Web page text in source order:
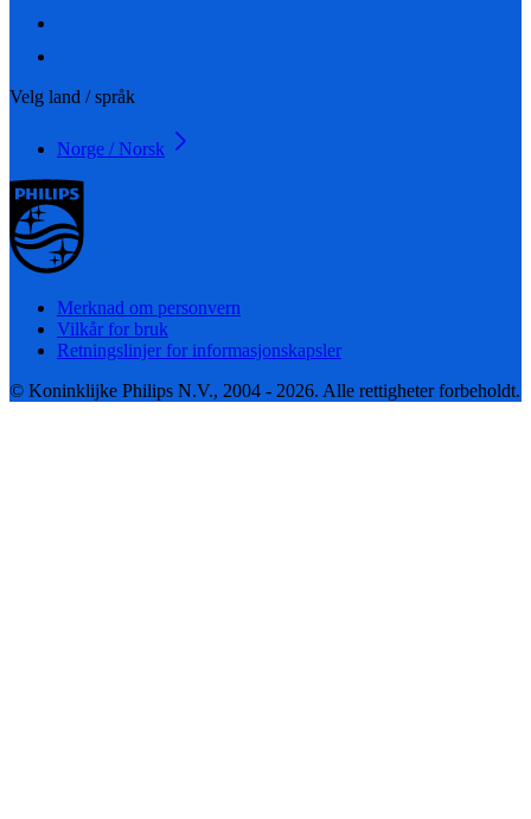
Velg land / språk
Norge / Norsk
Merknad om personvern
Vilkår for bruk
Retningslinjer for informasjonskapsler
© Koninklijke Philips N.V., 2004 - 2026. Alle rettigheter forbeholdt.